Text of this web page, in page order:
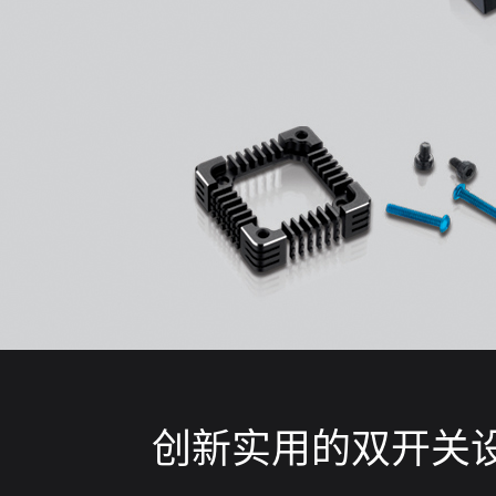
创新实用的双开关